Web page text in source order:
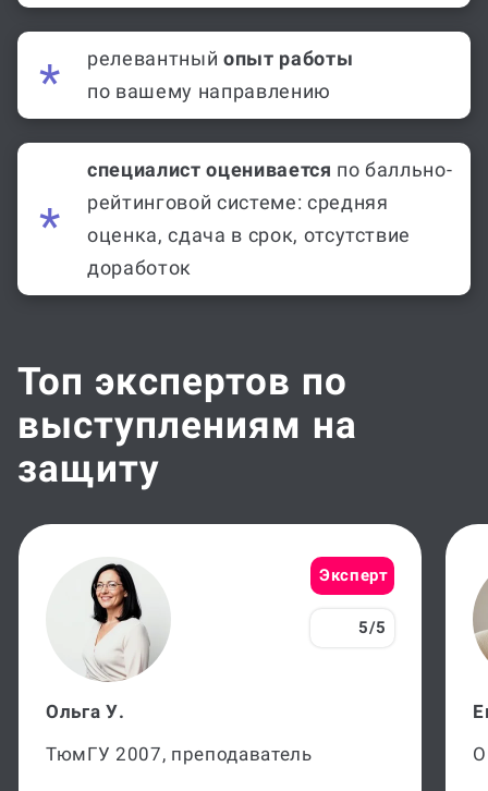
релевантный опыт работы
по вашему направлению
специалист оценивается по балльно-
рейтинговой системе: средняя
оценка, сдача в срок, отсутствие
доработок
Топ экспертов по
выступлениям на
защиту
Эксперт
5/5
Ольга У.
ТюмГУ 2007, преподаватель